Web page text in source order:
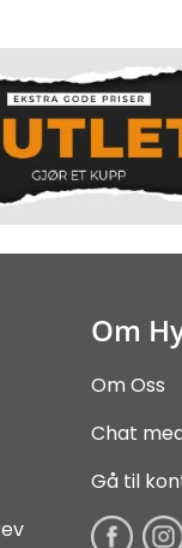
Om
Om Oss
Chat
Gå til